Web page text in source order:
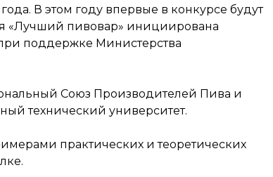
В этом году впервые в конкурсе будут
«Лучший пивовар» инициирована
поддержке Министерства
Союз Производителей Пива и
технический университет.
практических и теоретических